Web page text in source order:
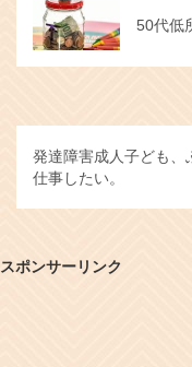
50代低
発達障害成人子ども、
仕事したい。
スポンサーリンク